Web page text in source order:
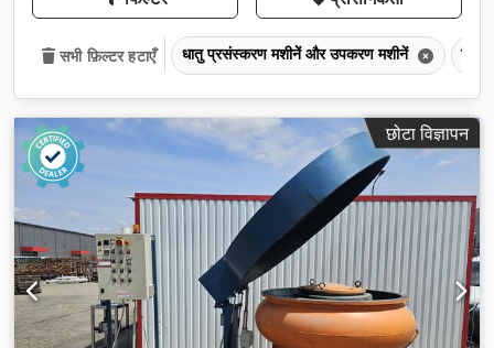
सभी फ़िल्टर हटाएँ धातु प्रसंस्करण मशीनें और उपकरण मशीनें
छोटा विज्ञापन